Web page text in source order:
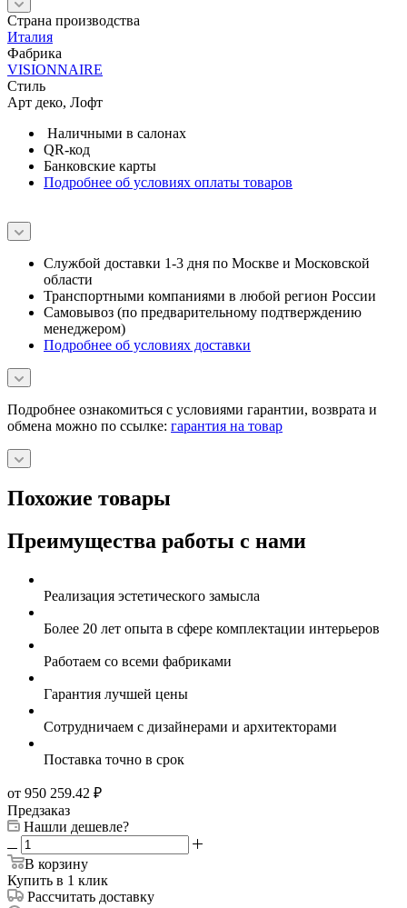
Страна производства
Италия
Фабрика
VISIONNAIRE
Стиль
Арт деко, Лофт
Наличными в салонах
QR-код
Банковские карты
Подробнее об условиях оплаты товаров
Службой доставки 1-3 дня по Москве и Московской
области
Транспортными компаниями в любой регион России
Самовывоз (по предварительному подтверждению
менеджером)
Подробнее об условиях доставки
Подробнее ознакомиться с условиями гарантии, возврата и
обмена можно по ссылке: гарантия на товар
Похожие товары
Преимущества работы с нами
Реализация эстетического замысла
Более 20 лет опыта в сфере комплектации интерьеров
Работаем со всеми фабриками
Гарантия лучшей цены
Сотрудничаем с дизайнерами и архитекторами
Поставка точно в срок
от 950 259.42 ₽
Предзаказ
Нашли дешевле?
В корзину
Купить в 1 клик
Рассчитать доставку